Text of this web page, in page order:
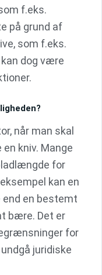
f.eks.
på grund af
som f.eks.
dog være
når man skal
kniv. Mange
for
kan en
end en bestemt
bære. Det er
for
juridiske